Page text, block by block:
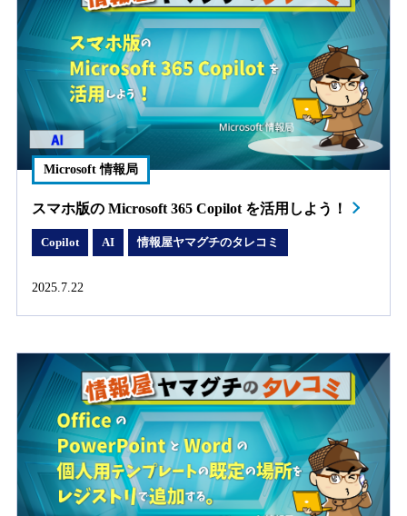
Microsoft 情報局
スマホ版の Microsoft 365 Copilot を活用しよう！
Copilot AI 情報屋ヤマグチのタレコミ
2025.7.22